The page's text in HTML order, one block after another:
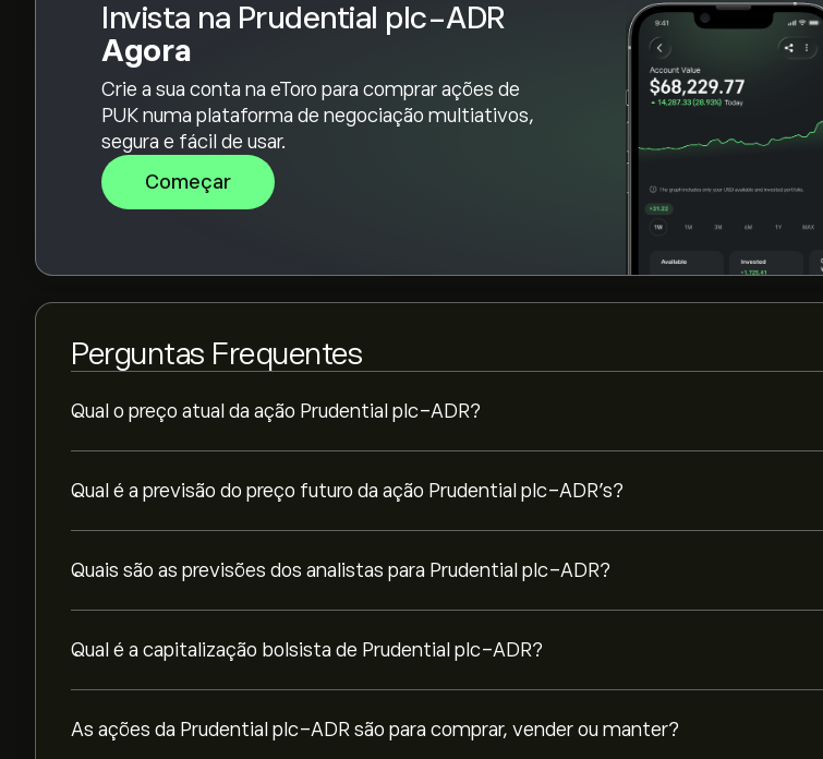
Invista na Prudential plc-ADR
Agora
Crie a sua conta na eToro para comprar ações de
PUK numa plataforma de negociação multiativos,
segura e fácil de usar.
Começar
Perguntas Frequentes
Qual o preço atual da ação Prudential plc-ADR?
Qual é a previsão do preço futuro da ação Prudential plc-ADR’s?
Quais são as previsões dos analistas para Prudential plc-ADR?
Qual é a capitalização bolsista de Prudential plc-ADR?
As ações da Prudential plc-ADR são para comprar, vender ou manter?